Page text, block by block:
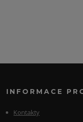
INFORMACE
Kontakty